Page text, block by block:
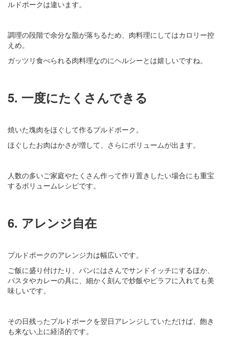
ルドポークは違います。
調理の段階で余分な脂が落ちるため、肉料理にしてはカロリー控
えめ。
ガッツリ食べられる肉料理なのにヘルシーとは嬉しいですね。
5. 一度にたくさんできる
焼いた塊肉をほぐして作るプルドポーク。
ほぐしたお肉はかさが増して、さらにボリュームが出ます。
人数の多いご家庭やたくさん作って作り置きしたい場合にも重宝
するボリュームレシピです。
6. アレンジ自在
プルドポークのアレンジ力は幅広いです。
ご飯に盛り付けたり、パンにはさんでサンドイッチにするほか、
パスタやカレーの具に、細かく刻んで炒飯やピラフに入れても美
味しいです。
その日残ったプルドポークを翌日アレンジしていただけば、飽き
も来ない上に経済的です。